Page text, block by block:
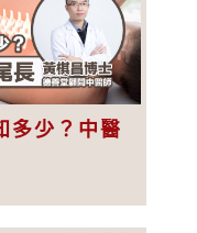
多少？中醫